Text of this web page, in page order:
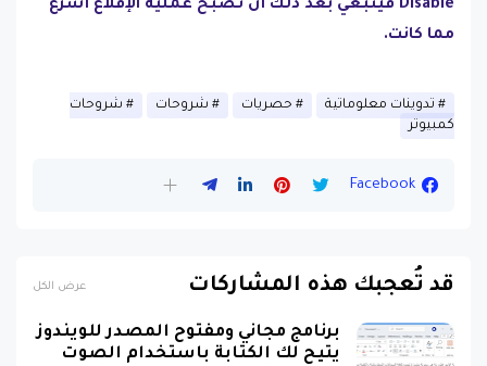
Disable فينبغي بعد ذلك أنّ تصبح عملية الإقلاع أسرع
مما كانت.
تدوينات معلوماتية حصريات شروحات
شروحات
كمبيوتر
Facebook
قد تُعجبك هذه المشاركات عرض الكل
برنامج مجاني ومفتوح المصدر للويندوز
يتيح لك الكتابة باستخدام الصوت